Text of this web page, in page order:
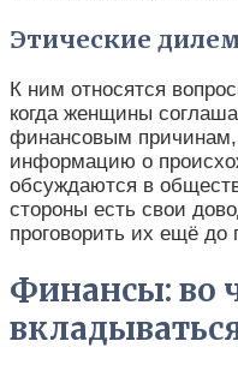
Этические
К ним относятся
когда женщины
финансовым причинам,
информацию о
обсуждаются в
стороны есть свои
проговорить их ещё до
Финансы: во